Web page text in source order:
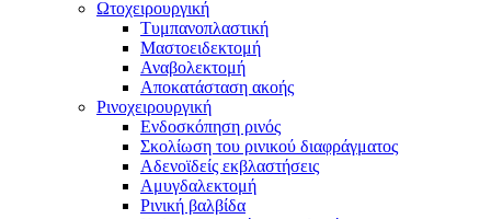
Ωτοχειρουργική
Τυμπανοπλαστική
Μαστοειδεκτομή
Αναβολεκτομή
Αποκατάσταση ακοής
Ρινοχειρουργική
Ενδοσκόπηση ρινός
Σκολίωση του ρινικού διαφράγματος
Αδενοϊδείς εκβλαστήσεις
Αμυγδαλεκτομή
Ρινική βαλβίδα